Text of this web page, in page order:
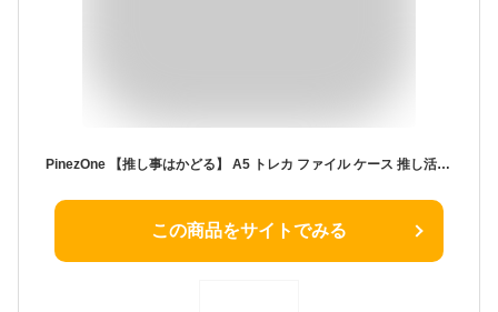
PinezOne 【推し事はかどる】 A5 トレカ ファイル ケース 推し活 収納 バインダー ファスナー付き 両面 リフィル 20枚セット 160枚 収納 リフィル 追加可能 (アイスブルー, A5)
この商品をサイトでみる